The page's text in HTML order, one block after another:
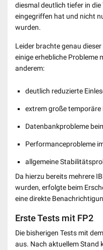
diesmal deutlich tiefer in
eingegriffen hat und nicht
wurden.
Leider brachte genau
einige erhebliche Probleme
anderem:
deutlich reduzierte
extrem große temporäre
Datenbankprobleme
Performanceprobleme
allgemeine
Da hierzu bereits mehrere
wurden, erfolgte beim
eine direkte
Erste Tests mit FP2
Die bisherigen Tests mit
aus. Nach aktuellem Stand